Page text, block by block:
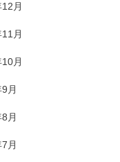
月
月
月
月
月
月